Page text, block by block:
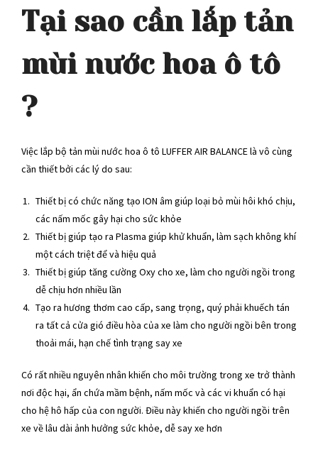
Tại sao cần lắp tản
mùi nước hoa ô tô
?
Việc lắp bộ tản mùi nước hoa ô tô LUFFER AIR BALANCE là vô cùng
cần thiết bởi các lý do sau:
Thiết bị có chức năng tạo ION âm giúp loại bỏ mùi hôi khó chịu,
các nấm mốc gây hại cho sức khỏe
Thiết bị giúp tạo ra Plasma giúp khử khuẩn, làm sạch không khí
một cách triệt để và hiệu quả
Thiết bị giúp tăng cường Oxy cho xe, làm cho người ngồi trong
dễ chịu hơn nhiều lần
Tạo ra hương thơm cao cấp, sang trọng, quý phải khuếch tán
ra tất cả cửa gió điều hòa của xe làm cho người ngồi bên trong
thoải mái, hạn chế tình trạng say xe
Có rất nhiều nguyên nhân khiến cho môi trường trong xe trở thành
nơi độc hại, ẩn chứa mầm bệnh, nấm mốc và các vi khuẩn có hại
cho hệ hô hấp của con người. Điều này khiến cho người ngồi trên
xe về lâu dài ảnh hưởng sức khỏe, dễ say xe hơn